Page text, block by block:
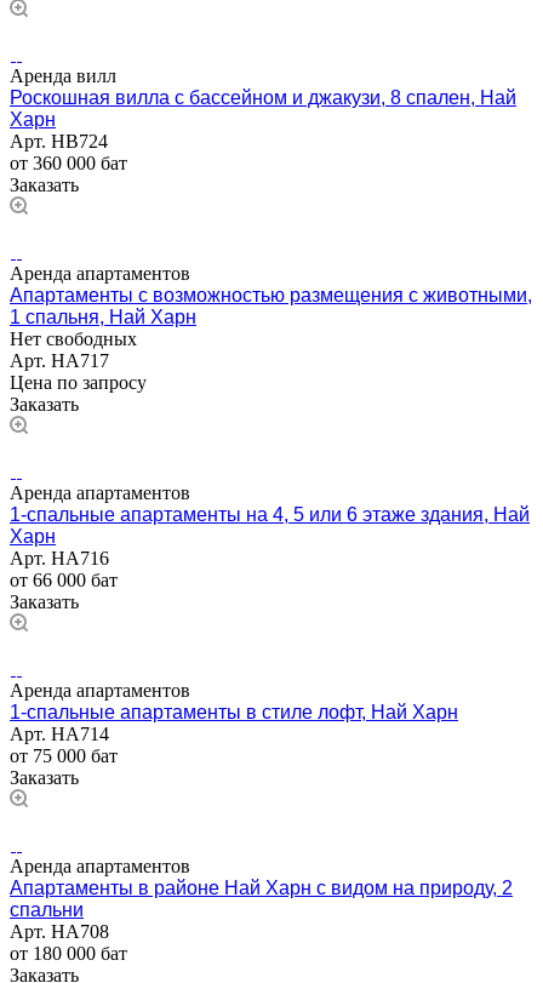
Аренда вилл
Роскошная вилла с бассейном и джакузи, 8 спален, Най
Харн
Арт. НВ724
от 360 000 бат
Заказать
Аренда апартаментов
Апартаменты с возможностью размещения с животными,
1 спальня, Най Харн
Нет свободных
Арт. НА717
Цена по запросу
Заказать
Аренда апартаментов
1-спальные апартаменты на 4, 5 или 6 этаже здания, Най
Харн
Арт. НА716
от 66 000 бат
Заказать
Аренда апартаментов
1-спальные апартаменты в стиле лофт, Най Харн
Арт. НА714
от 75 000 бат
Заказать
Аренда апартаментов
Апартаменты в районе Най Харн с видом на природу, 2
спальни
Арт. НА708
от 180 000 бат
Заказать